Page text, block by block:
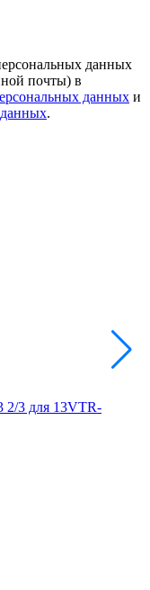
данных
почты) в
данных и
.
2/3 для 13VTR-